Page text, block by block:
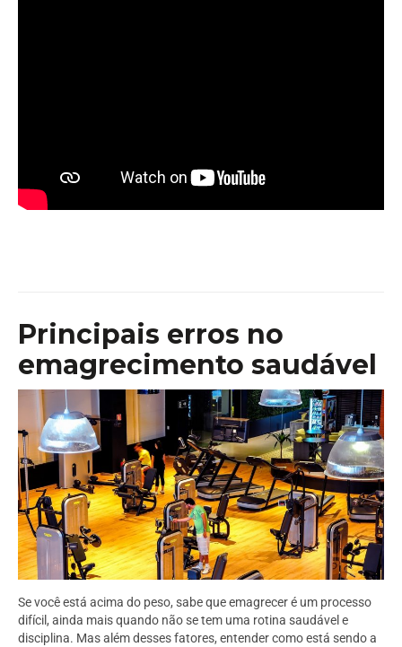
Principais erros no
emagrecimento saudável
Se você está acima do peso, sabe que emagrecer é um processo
difícil, ainda mais quando não se tem uma rotina saudável e
disciplina. Mas além desses fatores, entender como está sendo a